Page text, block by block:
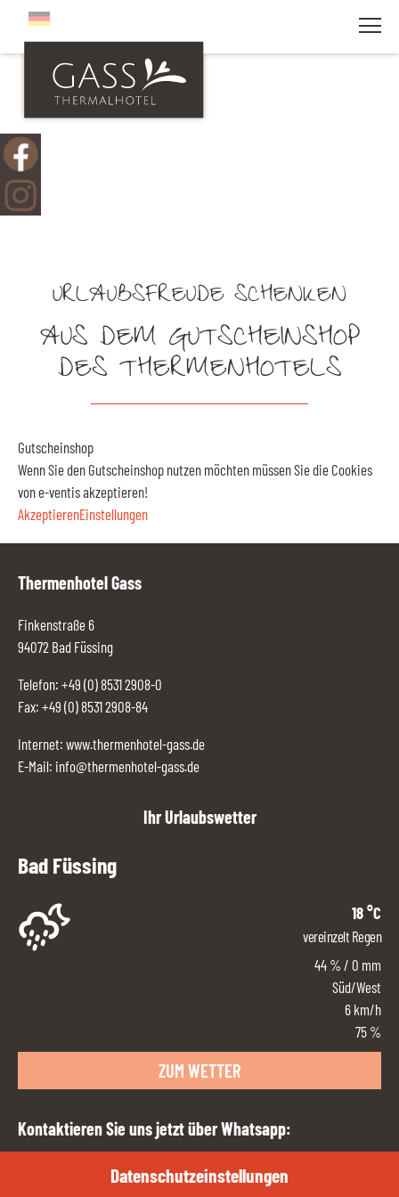
Datenschutzeinstellungen
URLAUBSFREUDE SCHENKEN
AUS DEM GUTSCHEINSHOP
DES THERMENHOTELS
Gutscheinshop
Wenn Sie den Gutscheinshop nutzen möchten müssen Sie die Cookies
von e-ventis akzeptieren!
AkzeptierenEinstellungen
Thermenhotel Gass
Finkenstraße 6
94072 Bad Füssing
Telefon: +49 (0) 8531 2908-0
Fax: +49 (0) 8531 2908-84
Internet: www.thermenhotel-gass.de
E-Mail: info@thermenhotel-gass.de
Ihr Urlaubswetter
Bad Füssing
18°C
vereinzelt Regen
44 % / 0 mm
Süd/West
6 km/h
75 %
ZUM WETTER
Kontaktieren Sie uns jetzt über Whatsapp:
QR-CODE ÖFFNEN